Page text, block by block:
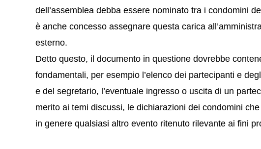
dell’assemblea debba essere nominato tra i condomini
è anche concesso assegnare questa carica
esterno.
Detto questo, il documento in questione dovrebbe
fondamentali, per esempio l’elenco dei partecipanti e
e del segretario, l’eventuale ingresso o uscita di un
merito ai temi discussi, le dichiarazioni dei condomini
in genere qualsiasi altro evento ritenuto rilevante ai fini